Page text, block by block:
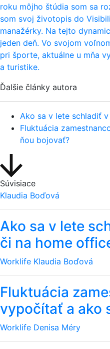
roku môjho štúdia som sa
som svoj životopis do
manažérky. Na tejto
jeden deň. Vo svojom
pri športe, aktuálne u mňa
a turistike.
Ďalšie články autora
Ako sa v lete schladiť
Fluktuácia
ňou bojovať?
Súvisiace
Klaudia Boďová
Ako sa v lete
či na home
Worklife Klaudia Boďová
Fluktuácia
vypočítať a ako
Worklife Denisa Méry